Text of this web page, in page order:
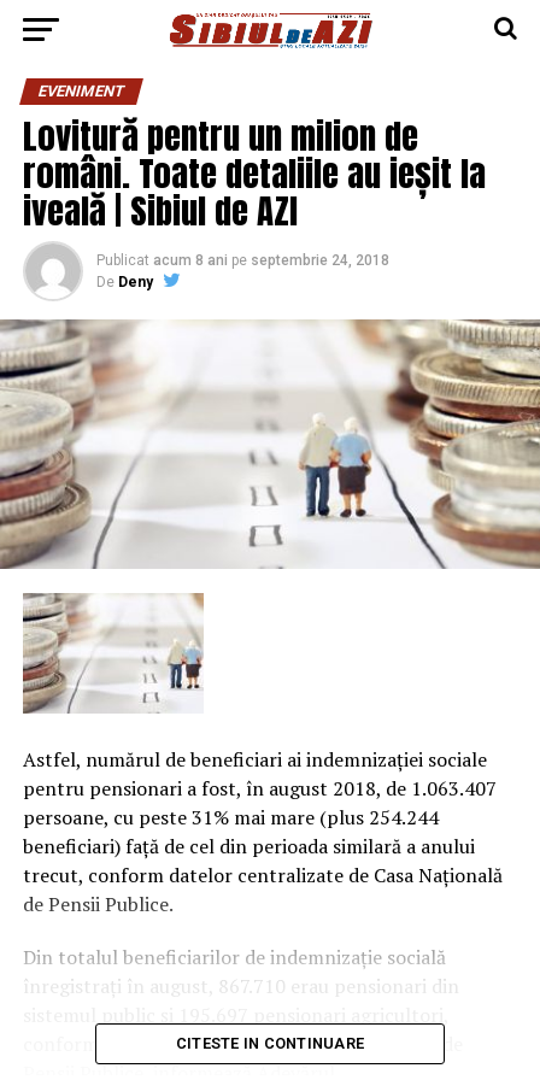
EVENIMENT
Lovitură pentru un milion de
români. Toate detaliile au ieșit la
iveală | Sibiul de AZI
Publicat acum 8 ani pe septembrie 24, 2018
De Deny
Astfel, numărul de beneficiari ai indemnizaţiei sociale
pentru pensionari a fost, în august 2018, de 1.063.407
persoane, cu peste 31% mai mare (plus 254.244
beneficiari) faţă de cel din perioada similară a anului
trecut, conform datelor centralizate de Casa Naţională
de Pensii Publice.
Din totalul beneficiarilor de indemnizaţie socială
înregistraţi în august, 867.710 erau pensionari din
conform datelor centralizate de Casa Naţională de
Pensii Publice, informeazăAdevărul.
CITESTE IN CONTINUARE